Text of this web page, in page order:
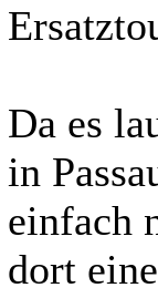
Da es
in
einfach
dort